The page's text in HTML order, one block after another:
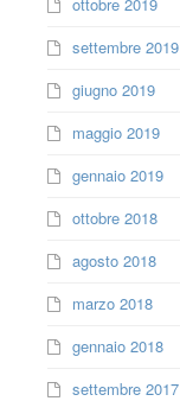
settembre 2019
giugno 2019
maggio 2019
gennaio 2019
ottobre 2018
agosto 2018
marzo 2018
gennaio 2018
settembre 2017